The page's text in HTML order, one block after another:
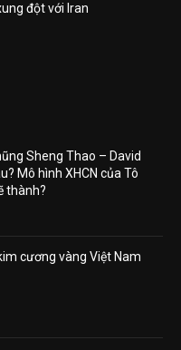
đột với Iran
Sheng Thao – David
Mô hình XHCN của Tô
thành?
cương vàng Việt Nam